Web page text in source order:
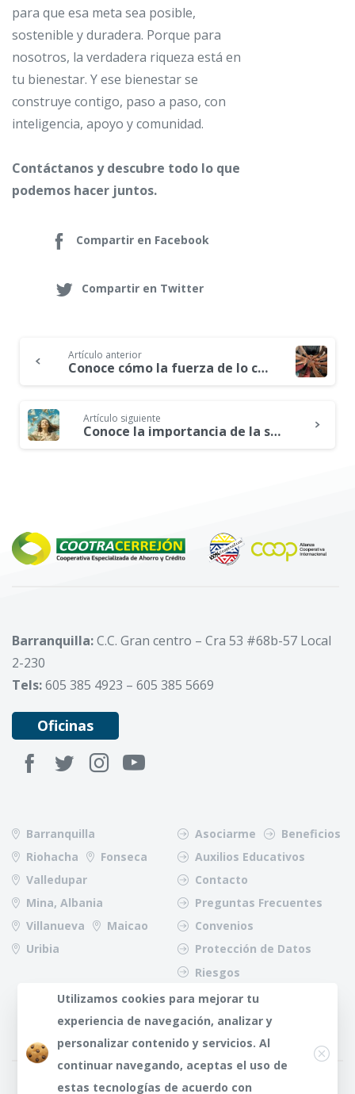
para que esa meta sea posible,
sostenible y duradera. Porque para
nosotros, la verdadera riqueza está en
tu bienestar. Y ese bienestar se
construye contigo, paso a paso, con
inteligencia, apoyo y comunidad.
Contáctanos y descubre todo lo que
podemos hacer juntos.
Compartir en Facebook
Compartir en Twitter
Continue
Reading
Artículo anterior
Conoce cómo la fuerza de lo colectivo se fortalece en tiempos económicos difíciles
Artículo siguiente
Conoce la importancia de la salud mental en tus decisiones financieras
Barranquilla:C.C. Gran centro – Cra 53 #68b-57 Local
2-230
Tels:605 385 4923 – 605 385 5669
Oficinas
Barranquilla
Riohacha
Fonseca
Valledupar
Mina, Albania
Villanueva
Maicao
Uribia
Asociarme
Beneficios
Auxilios Educativos
Contacto
Preguntas Frecuentes
Convenios
Protección de Datos
Riesgos
¿Dudas?Any te
Utilizamos cookies para mejorar tu
experiencia de navegación, analizar y
personalizar contenido y servicios. Al
continuar navegando, aceptas el uso de
estas tecnologías de acuerdo con
Close